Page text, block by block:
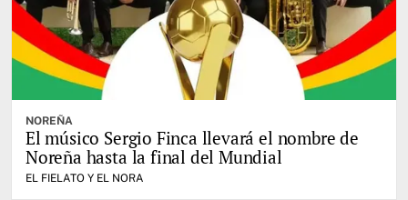
NOREÑA
El músico Sergio Finca llevará el nombre de
Noreña hasta la final del Mundial
EL FIELATO Y EL NORA